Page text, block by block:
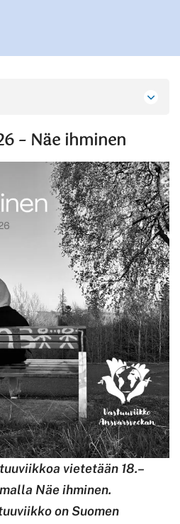
– Näe ihminen
vietetään 18.–
Näe ihminen.
on Suomen